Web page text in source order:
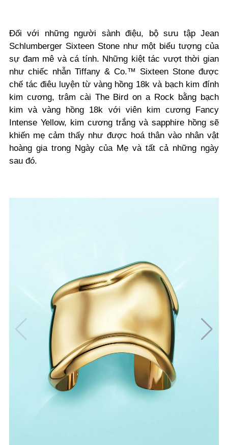
Đối với những người sành điệu, bộ sưu tập Jean
Schlumberger Sixteen Stone như một biểu tượng của
sự đam mê và cá tính. Những kiệt tác vượt thời gian
như chiếc nhẫn Tiffany & Co.™ Sixteen Stone được
chế tác điêu luyện từ vàng hồng 18k và bạch kim đính
kim cương, trâm cài The Bird on a Rock bằng bạch
kim và vàng hồng 18k với viên kim cương Fancy
Intense Yellow, kim cương trắng và sapphire hồng sẽ
khiến mẹ cảm thấy như được hoá thân vào nhân vật
hoàng gia trong Ngày của Mẹ và tất cả những ngày
sau đó.